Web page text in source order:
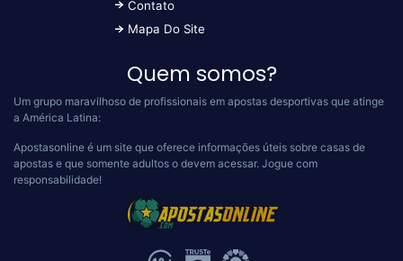
Contato
Mapa Do Site
Quem somos?
Um grupo maravilhoso de profissionais em apostas desportivas que atinge
a América Latina:
Apostasonline é um site que oferece informações úteis sobre casas de
apostas e que somente adultos o devem acessar. Jogue com
responsabilidade!